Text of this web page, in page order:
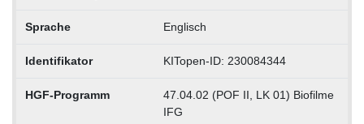
Sprache Englisch
Identifikator KITopen-ID: 230084344
HGF-Programm
47.04.02 (POF II, LK 01) Biofilme
IFG